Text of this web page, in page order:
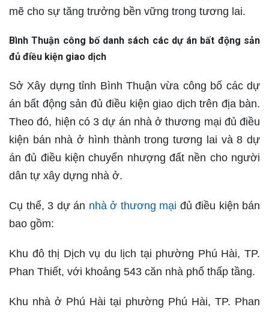
mẽ cho sự tăng trưởng bền vững trong tương lai.
Bình Thuận công bố danh sách các dự án bất động sản
đủ điều kiện giao dịch
Sở Xây dựng tỉnh Bình Thuận vừa công bố các dự
án bất động sản đủ điều kiện giao dịch trên địa bàn.
Theo đó, hiện có 3 dự án nhà ở thương mại đủ điều
kiện bán nhà ở hình thành trong tương lai và 8 dự
án đủ điều kiện chuyển nhượng đất nền cho người
dân tự xây dựng nhà ở.
Cụ thể, 3 dự án nhà ở thương mại đủ điều kiện bán
bao gồm:
Khu đô thị Dịch vụ du lịch tại phường Phú Hài, TP.
Phan Thiết, với khoảng 543 căn nhà phố thấp tầng.
Khu nhà ở Phú Hài tại phường Phú Hài, TP. Phan